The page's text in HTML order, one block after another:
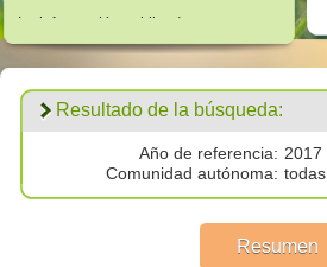
La información publicada en
referencia a los años 2008 hasta
establecidos en el Anexo II “Lista de
Sustancias” del Real Decreto
508/2007, de 20 de abril, que regula
el suministro de información sobre
emisiones del Reglamento E - PRTR
y de las autorizaciones ambientales
integradas.
Los datos publicados respecto al
todas las
Resultado de la búsqueda:
Año de referencia: 2017
Comunidad autónoma: todas
Resumen